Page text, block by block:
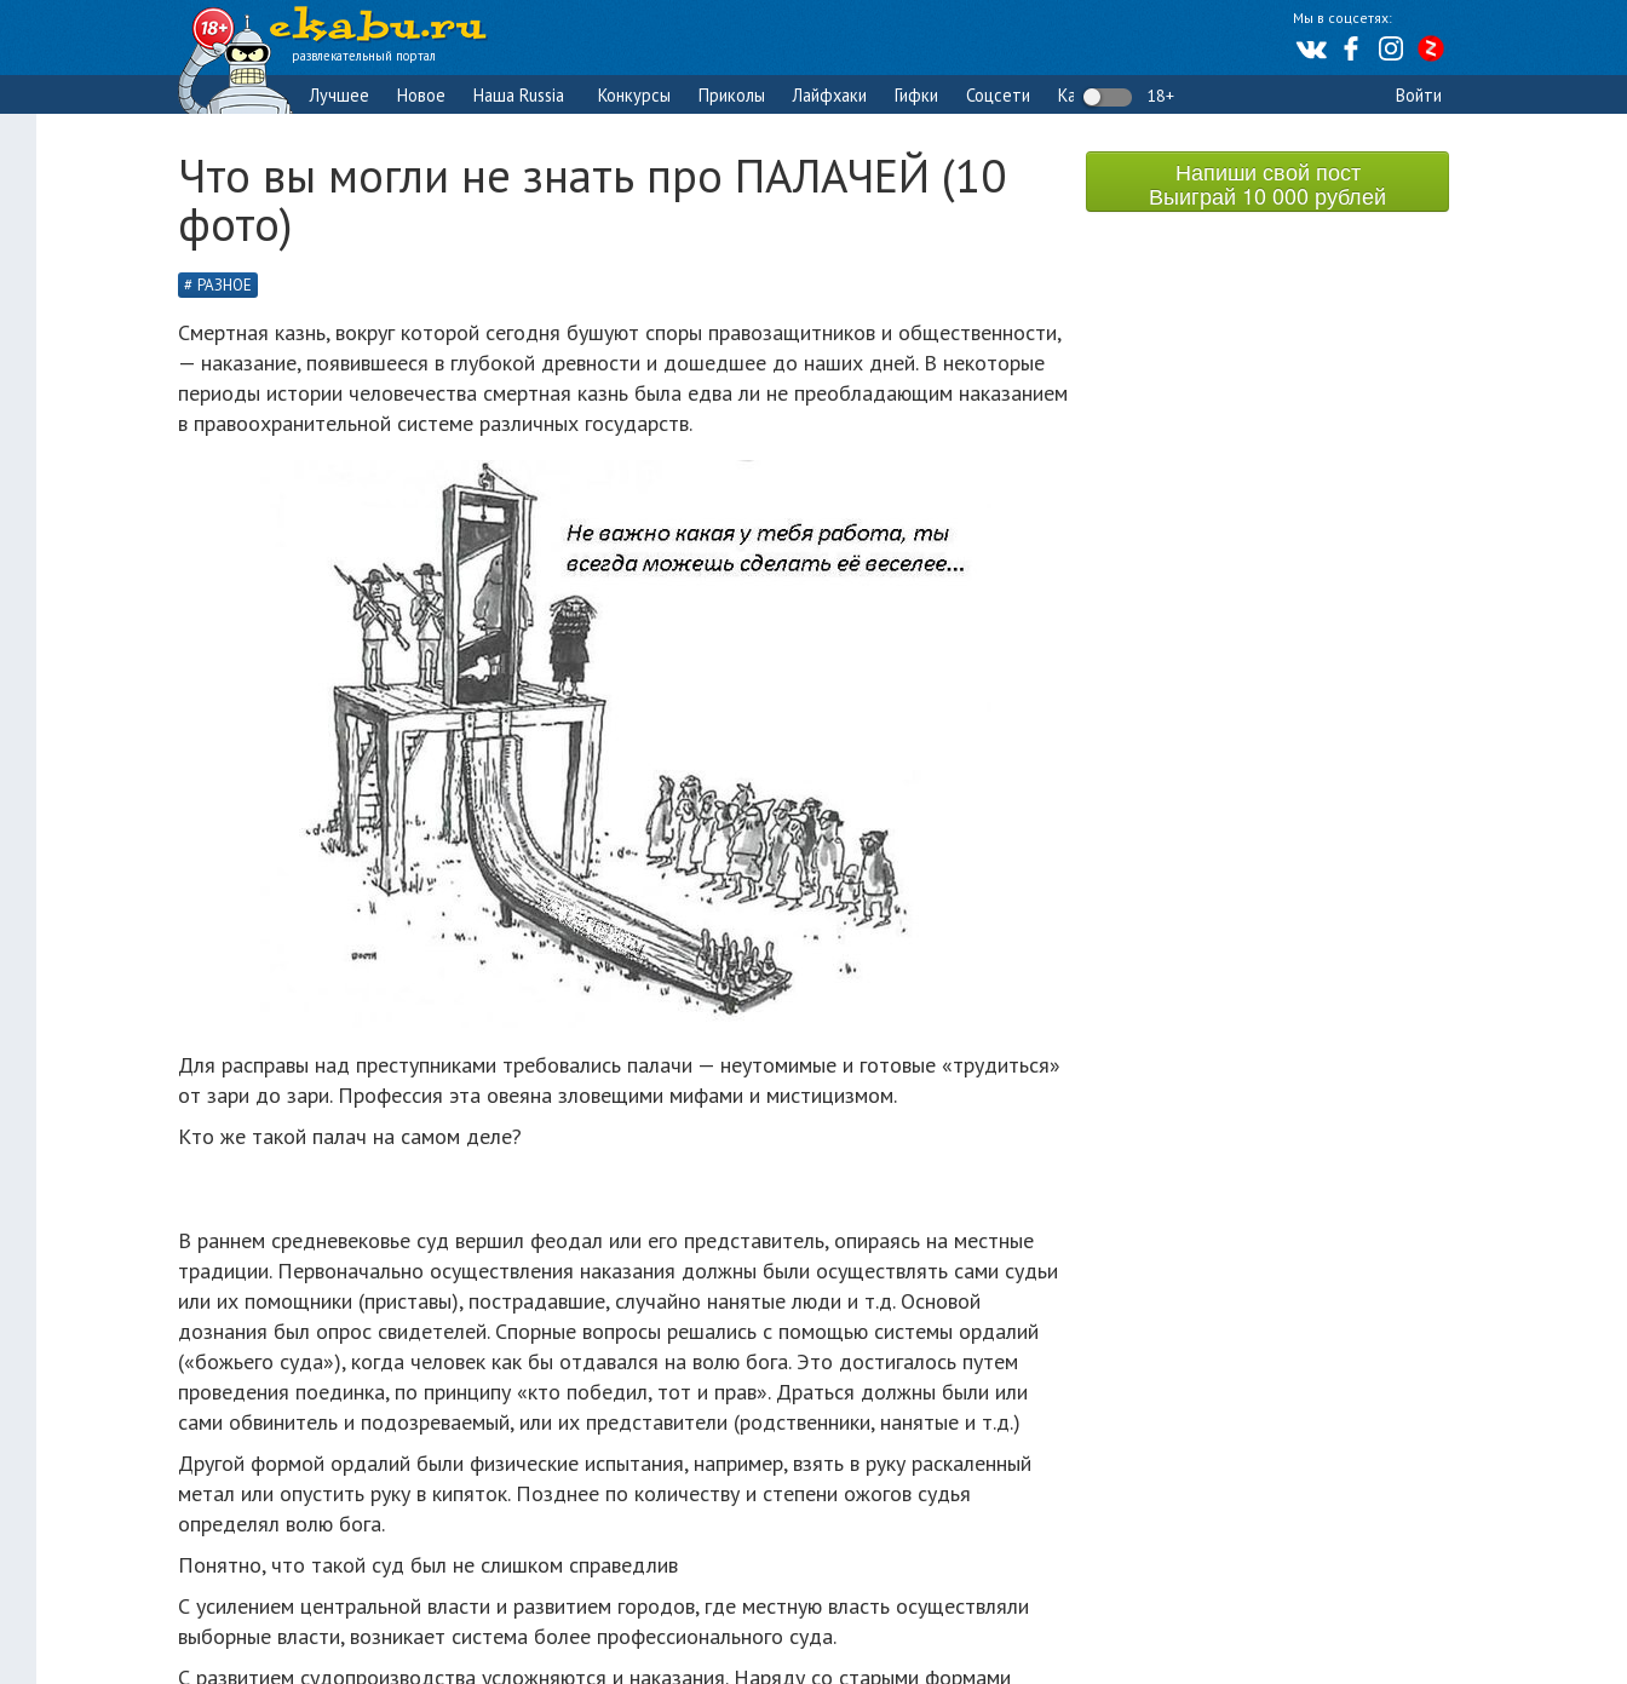
Мы в соцсетях:
развлекательный портал
Лучшее Новое Наша Russia Конкурсы Приколы Лайфхаки Гифки Соцсети Картинки Видео Фотография
18+ Войти
Что вы могли не знать про ПАЛАЧЕЙ (10
фото)
РАЗНОЕ
Смертная казнь, вокруг которой сегодня бушуют споры правозащитников и общественности,
— наказание, появившееся в глубокой древности и дошедшее до наших дней. В некоторые
периоды истории человечества смертная казнь была едва ли не преобладающим наказанием
в правоохранительной системе различных государств.
Для расправы над преступниками требовались палачи — неутомимые и готовые «трудиться»
от зари до зари. Профессия эта овеяна зловещими мифами и мистицизмом.
Кто же такой палач на самом деле?
В раннем средневековье суд вершил феодал или его представитель, опираясь на местные
традиции. Первоначально осуществления наказания должны были осуществлять сами судьи
или их помощники (приставы), пострадавшие, случайно нанятые люди и т.д. Основой
дознания был опрос свидетелей. Спорные вопросы решались с помощью системы ордалий
(«божьего суда»), когда человек как бы отдавался на волю бога. Это достигалось путем
проведения поединка, по принципу «кто победил, тот и прав». Драться должны были или
сами обвинитель и подозреваемый, или их представители (родственники, нанятые и т.д.)
Другой формой ордалий были физические испытания, например, взять в руку раскаленный
метал или опустить руку в кипяток. Позднее по количеству и степени ожогов судья
определял волю бога.
Понятно, что такой суд был не слишком справедлив
С усилением центральной власти и развитием городов, где местную власть осуществляли
выборные власти, возникает система более профессионального суда.
С развитием судопроизводства усложняются и наказания. Наряду со старыми формами
Напиши свой пост
Выиграй 10 000 рублей